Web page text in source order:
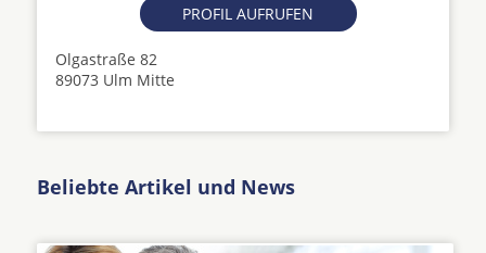
PROFIL AUFRUFEN
Olgastraße 82
89073 Ulm Mitte
Beliebte Artikel und News